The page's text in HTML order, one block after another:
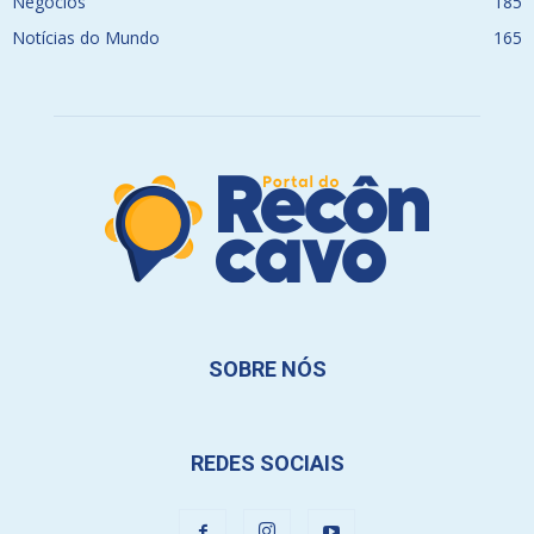
Notícias do Mundo
165
SOBRE NÓS
REDES SOCIAIS